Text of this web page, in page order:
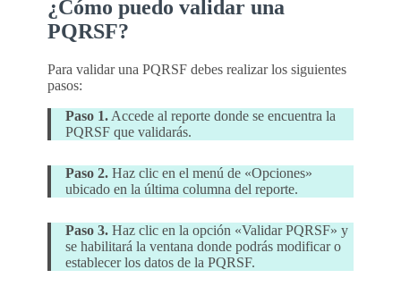
¿Cómo puedo validar una
PQRSF?
Para validar una PQRSF debes realizar los siguientes
pasos:
Paso 1. Accede al reporte donde se encuentra la
PQRSF que validarás.
Paso 2. Haz clic en el menú de «Opciones»
ubicado en la última columna del reporte.
Paso 3. Haz clic en la opción «Validar PQRSF» y
se habilitará la ventana donde podrás modificar o
establecer los datos de la PQRSF.